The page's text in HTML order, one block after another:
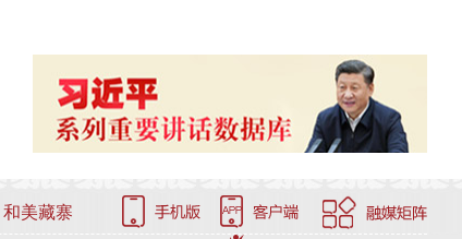
和美藏寨